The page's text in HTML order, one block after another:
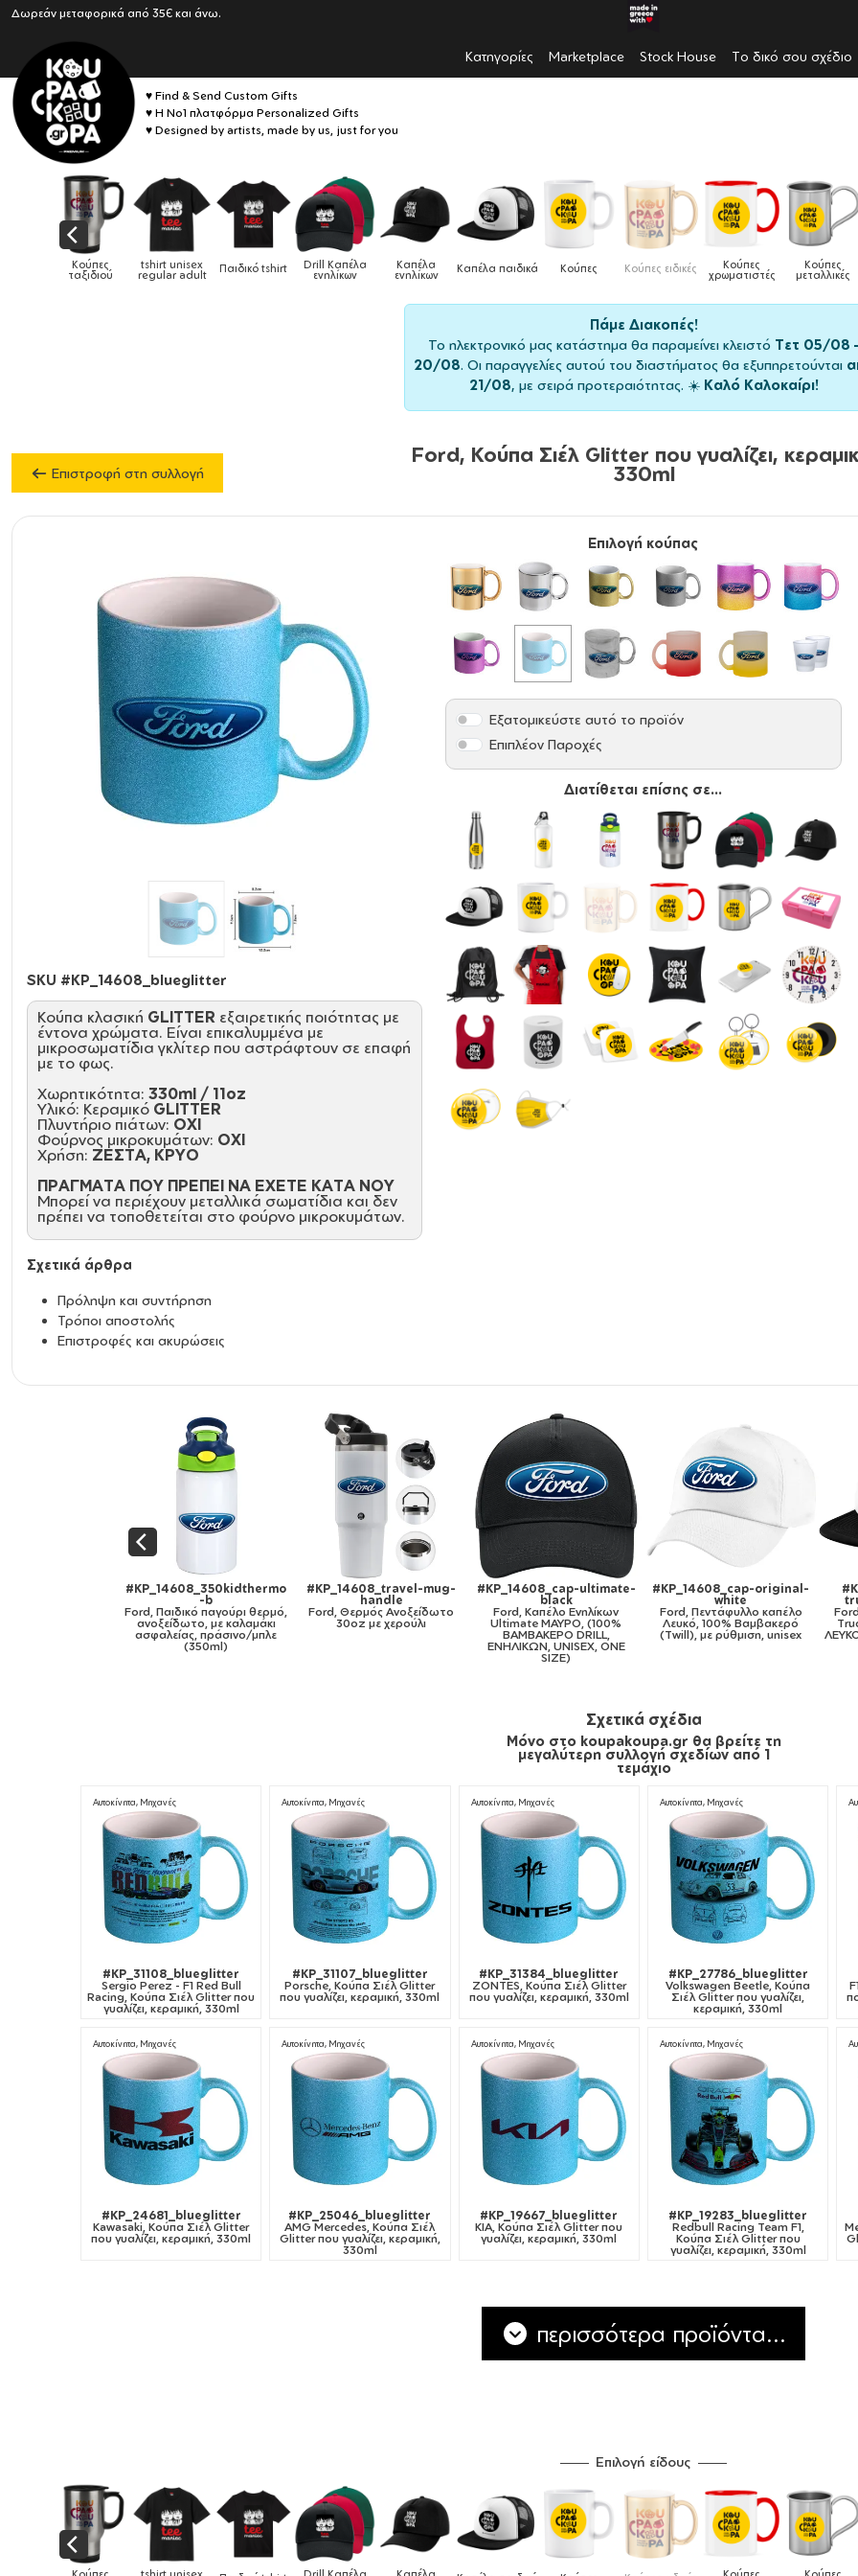
Δωρεάν μεταφορικά από 35€ και άνω.
Κατηγορίες Marketplace Stock House Το δικό σου σχέδιο
♥ Find & Send Custom Gifts
♥ Η No1 πλατφόρμα Personalized Gifts
♥ Designed by artists, made by us, just for you
Drill Καπέλα
ενηλίκων
Καπέλα
ενηλίκων Καπέλα παιδικά Κούπες Κούπες ειδικές Κούπες
χρωματιστές
Κούπες
μεταλλικές
Δοχεία
φαγητού Τσάντες Ποδιές
μαγειρικής
Πάμε Διακοπές!
Το ηλεκτρονικό μας κατάστημα θα παραμείνει κλειστό Τετ 05/08
20/08. Οι παραγγελίες αυτού του διαστήματος θα εξυπηρετούνται
21/08, με σειρά προτεραιότητας. ☀️ Καλό Καλοκαίρι!
Επιστροφή στη συλλογή
Ford, Κούπα Σιέλ Glitter που γυαλίζει,
330ml
SKU #KP_14608_blueglitter
Κούπα κλασική GLITTER εξαιρετικής ποιότητας με
έντονα χρώματα. Είναι επικαλυμμένα με
μικροσωματίδια γκλίτερ που αστράφτουν σε επαφή
με το φως.
Χωρητικότητα: 330ml / 11oz
Υλικό: Κεραμικό GLITTER
Πλυντήριο πιάτων: ΟΧΙ
Φούρνος μικροκυμάτων: ΟΧΙ
Χρήση: ΖΕΣΤΑ, ΚΡΥΟ
ΠΡΑΓΜΑΤΑ ΠΟΥ ΠΡΕΠΕΙ ΝΑ ΕΧΕΤΕ ΚΑΤΑ ΝΟΥ
Μπορεί να περιέχουν μεταλλικά σωματίδια και δεν
πρέπει να τοποθετείται στο φούρνο μικροκυμάτων.
Σχετικά άρθρα
Πρόληψη και συντήρηση
Τρόποι αποστολής
Επιστροφές και ακυρώσεις
Επιλογή κούπας
Εξατομικεύστε αυτό το προϊόν
Επιπλέον Παροχές
Διατίθεται επίσης σε...
#KP_14608_cap-ultimate-
black
Ford, Καπέλο Ενηλίκων
Ultimate ΜΑΥΡΟ, (100%
ΒΑΜΒΑΚΕΡΟ DRILL,
ΕΝΗΛΙΚΩΝ, UNISEX, ONE
SIZE)
#KP_14608_cap-original-
white
Ford, Πεντάφυλλο καπέλο
Λευκό, 100% Βαμβακερό
(Twill), με ρύθμιση, unisex
#KP_14608_cap-kid-
trucker-mesh-black
Ford, Καπέλο παιδικό Soft
Trucker με Δίχτυ ΜΑΥΡΟ/
ΛΕΥΚΟ (POLYESTER, ΠΑΙΔΙΚΟ,
ONE SIZE)
#KP_14608_11oz
Ford, Κούπα, κεραμική, 330ml
Σχετικά σχέδια
Μόνο στο koupakoupa.gr θα βρείτε τη
μεγαλύτερη συλλογή σχεδίων από 1
τεμάχιο
Αυτοκίνητα, Μηχανές
#KP_31108_blueglitter
Sergio Perez - F1 Red Bull
Racing, Κούπα Σιέλ Glitter που
γυαλίζει, κεραμική, 330ml
Αυτοκίνητα, Μηχανές
#KP_31107_blueglitter
Porsche, Κούπα Σιέλ Glitter
που γυαλίζει, κεραμική, 330ml
Αυτοκίνητα, Μηχανές
#KP_31384_blueglitter
ZONTES, Κούπα Σιέλ Glitter
που γυαλίζει, κεραμική, 330ml
Αυτοκίνητα, Μηχανές
#KP_27786_blueglitter
Volkswagen Beetle, Κούπα
Σιέλ Glitter που γυαλίζει,
κεραμική, 330ml
Αυτοκίνητα, Μηχανές
#KP_24681_blueglitter
Kawasaki, Κούπα Σιέλ Glitter
που γυαλίζει, κεραμική, 330ml
Αυτοκίνητα, Μηχανές
#KP_25046_blueglitter
AMG Mercedes, Κούπα Σιέλ
Glitter που γυαλίζει, κεραμική,
330ml
Αυτοκίνητα, Μηχανές
#KP_19667_blueglitter
KIA, Κούπα Σιέλ Glitter που
γυαλίζει, κεραμική, 330ml
Αυτοκίνητα, Μηχανές
#KP_19283_blueglitter
Redbull Racing Team F1,
Κούπα Σιέλ Glitter που
γυαλίζει, κεραμική, 330ml
περισσότερα προϊόντα...
Επιλογή είδους